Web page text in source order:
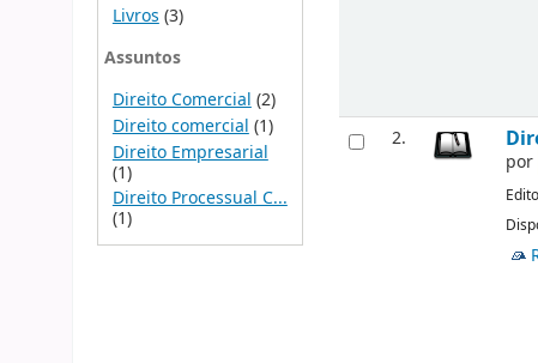
Livros (3)
Assuntos
Direito Comercial (2)
Direito comercial (1)
Direito Empresarial
(1)
Direito Processual C...
(1)
2.
por